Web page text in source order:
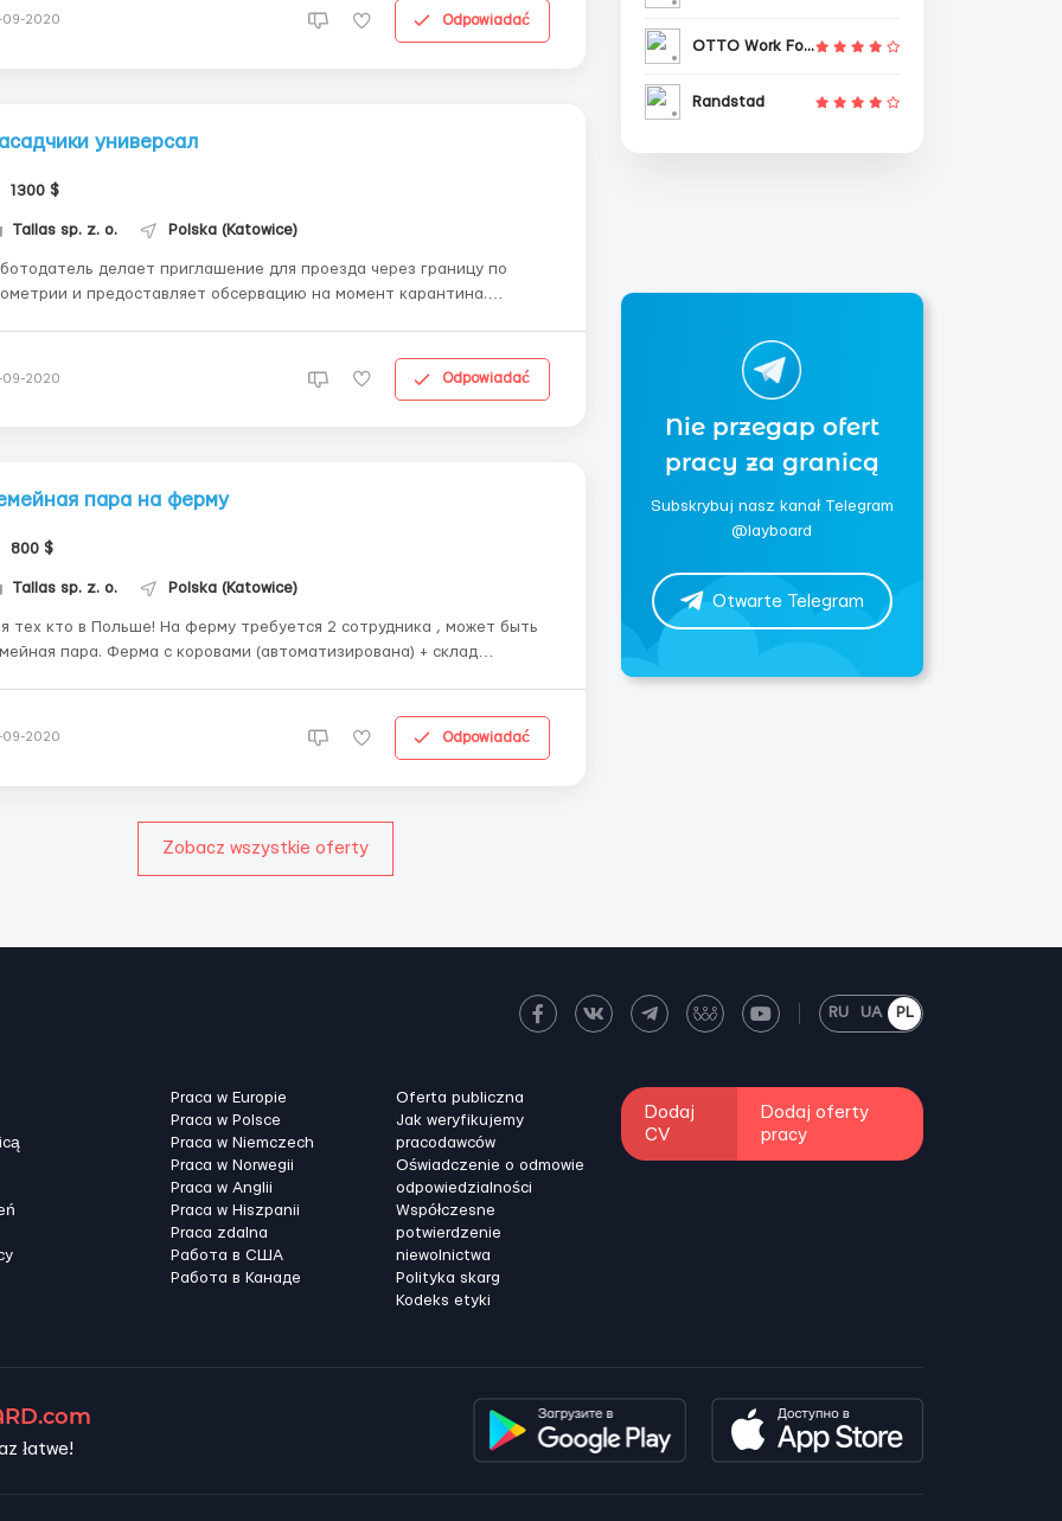
конструкций, полок для су...
09-2020 Odpowiadać
универсал
1300 $
Tallas sp. z. o. Polska (Katowice)
делает приглашение для проезда через границу по
и предоставляет обсервацию на момент карантина.
утепление фасадов, внешняя машинная...
09-2020 Odpowiadać
пара на ферму
800 $
Tallas sp. z. o. Polska (Katowice)
кто в Польше! На ферму требуется 2 сотрудника , может быть
пара. Ферма с коровами (автоматизирована) + склад
09-2020 Odpowiadać
Zobacz wszystkie oferty
OTTO Work Force
Randstad
Nie przegap ofert
pracy za granicą
Subskrybuj nasz kanał Telegram
@layboard
Otwarte Telegram
RU UA PL
Praca w Europie
Praca w Polsce
Praca w Niemczech
Praca w Norwegii
Praca w Anglii
Praca w Hiszpanii
Praca zdalna
Работа в США
Работа в Канадe
Oferta publiczna
Jak weryfikujemy
pracodawców
Oświadczenie o odmowie
odpowiedzialności
Współczesne
potwierdzenie
niewolnictwa
Polityka skarg
Kodeks etyki
Dodaj
CV
Dodaj oferty
pracy
łatwe!